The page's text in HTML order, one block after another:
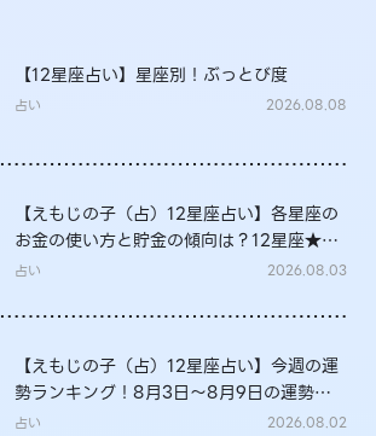
【12星座占い】星座別！ぶっとび度
占い 2026.08.08
【えもじの子（占）12星座占い】各星座の
お金の使い方と貯金の傾向は？12星座★徹
底解説
占い 2026.08.03
【えもじの子（占）12星座占い】今週の運
勢ランキング！8月3日～8月9日の運勢
は？
占い 2026.08.02